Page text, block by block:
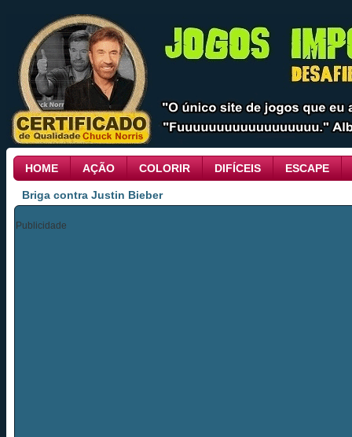
HOME AÇÃO COLORIR DIFÍCEIS ESCAPE
Briga contra Justin Bieber
Publicidade